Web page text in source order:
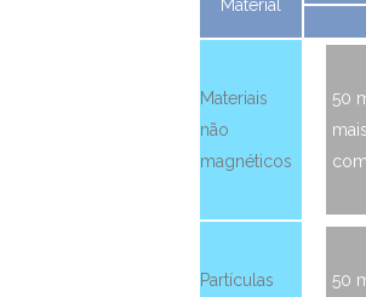
Material
Materiais
não
magnéticos
50
Partículas
50